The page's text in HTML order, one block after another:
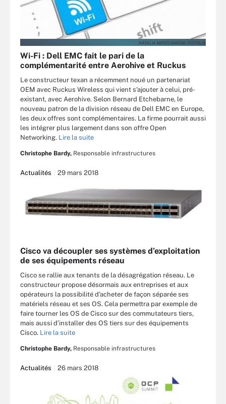
NATALIA MERZLYAKOVA - FOTOLIA
Wi-Fi : Dell EMC fait le pari de la
complémentarité entre Aerohive et Ruckus
Le constructeur texan a récemment noué un partenariat
OEM avec Ruckus Wireless qui vient s'ajouter à celui, pré-
existant, avec Aerohive. Selon Bernard Etchebarne, le
nouveau patron de la division réseau de Dell EMC en Europe,
les deux offres sont complémentaires. La firme pourrait aussi
les intégrer plus largement dans son offre Open
Networking. Lire la suite
Christophe Bardy, Responsable infrastructures
Actualités 29 mars 2018
Cisco va découpler ses systèmes d’exploitation
de ses équipements réseau
Cisco se rallie aux tenants de la désagrégation réseau. Le
constructeur propose désormais aux entreprises et aux
opérateurs la possibilité d’acheter de façon séparée ses
matériels réseau et ses OS. Cela permettra par exemple de
faire tourner les OS de Cisco sur des commutateurs tiers,
mais aussi d’installer des OS tiers sur des équipements
Cisco. Lire la suite
Christophe Bardy, Responsable infrastructures
Actualités 26 mars 2018